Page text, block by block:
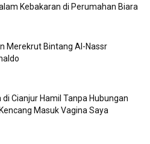
Kebakaran di Perumahan Biara
Merekrut Bintang Al-Nassr
Cianjur Hamil Tanpa Hubungan
Masuk Vagina Saya